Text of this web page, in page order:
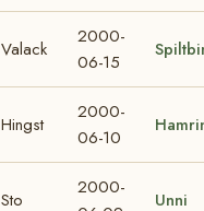
Valack
2000-
06-15
Hingst
2000-
06-10
Sto
2000-
Unni